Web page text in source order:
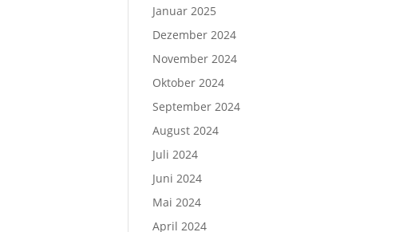
Januar 2025
Dezember 2024
November 2024
Oktober 2024
September 2024
August 2024
Juli 2024
Juni 2024
Mai 2024
April 2024